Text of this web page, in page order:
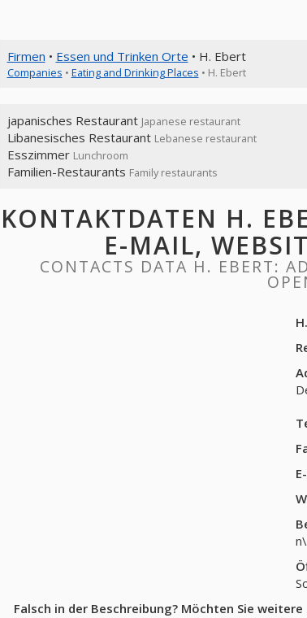
Firmen • Essen und Trinken Orte • H. Ebert
Companies • Eating and Drinking Places • H. Ebert
japanisches Restaurant Japanese restaurant
Libanesisches Restaurant Lebanese restaurant
Esszimmer Lunchroom
Familien-Restaurants Family restaurants
KONTAKTDATEN H.
E-MAIL,
CONTACTS DATA H. EBERT:
Falsch in der Beschreibung? Möchten Sie